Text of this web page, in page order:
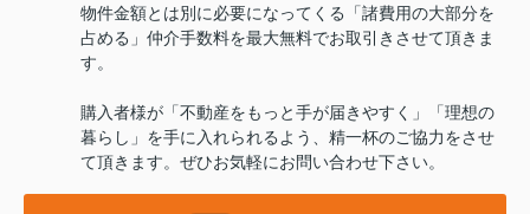
物件金額とは別に必要になってくる「諸費用の大部分を
占める」仲介手数料を最大無料でお取引きさせて頂きま
す。
購入者様が「不動産をもっと手が届きやすく」「理想の
暮らし」を手に入れられるよう、精一杯のご協力をさせ
て頂きます。ぜひお気軽にお問い合わせ下さい。